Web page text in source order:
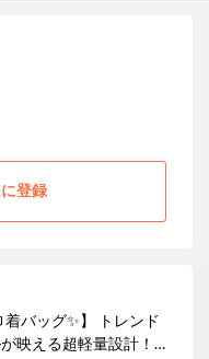
登録
着バッグ✨】 トレンド
映える超軽量設計！一